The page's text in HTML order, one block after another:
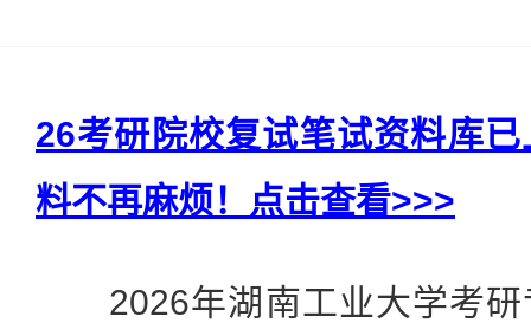
26考研院校复试笔试资料库
料不再麻烦！点击查看>>>
2026年湖南工业大学考研